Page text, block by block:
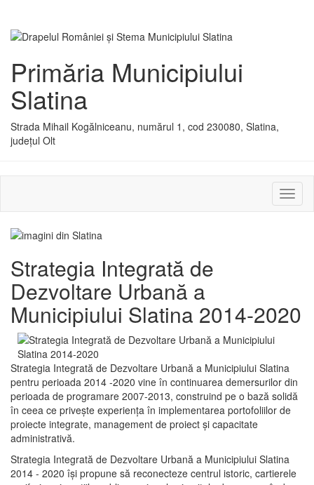
Primăria Municipiului
Slatina
Strada Mihail Kogălniceanu, numărul 1, cod 230080, Slatina,
județul Olt
sau
Strategia Integrată de
Dezvoltare Urbană a
Municipiului Slatina 2014-2020
Strategia Integrată de Dezvoltare Urbană a Municipiului Slatina
pentru perioada 2014 -2020 vine în continuarea demersurilor din
perioada de programare 2007-2013, construind pe o bază solidă
în ceea ce priveşte experienţa în implementarea portofoliilor de
proiecte integrate, management de proiect și capacitate
administrativă.
Strategia Integrată de Dezvoltare Urbană a Municipiului Slatina
2014 - 2020 își propune să reconecteze centrul istoric, cartierele